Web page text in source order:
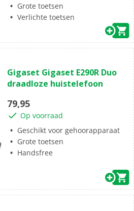
Grote toetsen
Verlichte toetsen
van
de
sterren.
1
beoordeling
Gigaset Gigaset E290R Duo
draadloze huistelefoon
79,95
Op voorraad
Geschikt voor gehoorapparaat
Grote toetsen
Handsfree